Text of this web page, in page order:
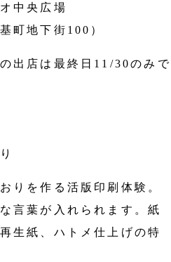
中央広場
町地下街100）
出店は最終日11/30のみで
りを作る活版印刷体験。
言葉が入れられます。紙
生紙、ハトメ仕上げの特